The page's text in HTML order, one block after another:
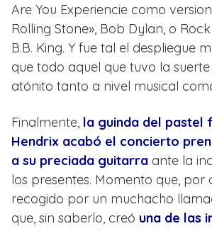
Are You Experiencie como
Rolling Stone», Bob Dylan, o
B.B. King. Y fue tal el despliegue
que todo aquel que tuvo la
atónito tanto a nivel musical
Finalmente, la guinda del pastel
Hendrix acabó el concierto
a su preciada guitarra ante la
los presentes. Momento que, por
recogido por un muchacho
que, sin saberlo, creó una de las